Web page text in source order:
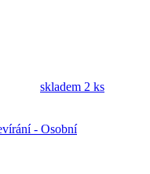
skladem 2 ks